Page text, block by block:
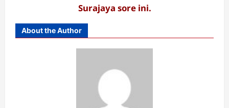
Surajaya sore ini.
About the Author